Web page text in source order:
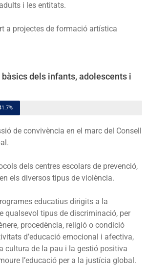
i les entitats.
a projectes de formació artística
dels infants, adolescents i
de convivència en el marc del Consell
dels centres escolars de prevenció,
els diversos tipus de violència.
educatius dirigits a la
qualsevol tipus de discriminació, per
procedència, religió o condició
d’educació emocional i afectiva,
cultura de la pau i la gestió positiva
l’educació per a la justícia global.